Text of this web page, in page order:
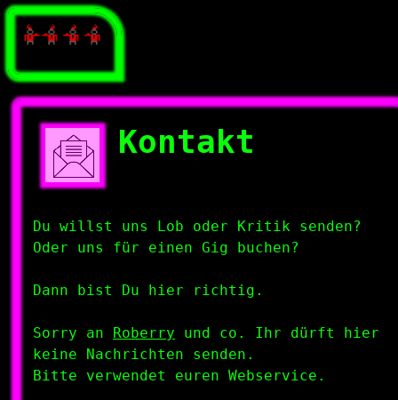
Kontakt
Du willst uns Lob oder Kritik senden?
Oder uns für einen Gig buchen?
Dann bist Du hier richtig.
Sorry an Roberry und co. Ihr dürft hier
keine Nachrichten senden.
Bitte verwendet euren Webservice.